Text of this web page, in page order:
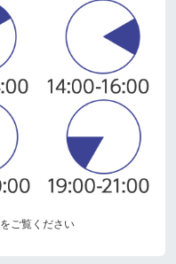
をご覧ください